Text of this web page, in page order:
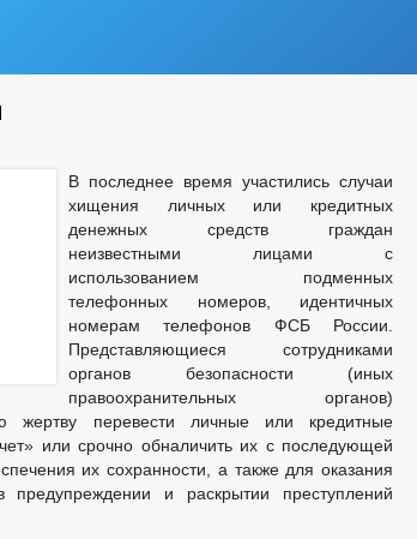
В последнее время участились случаи
хищения личных или кредитных
денежных средств граждан
неизвестными лицами с
использованием подменных
телефонных номеров, идентичных
номерам телефонов ФСБ России.
Представляющиеся сотрудниками
органов безопасности (иных
правоохранительных органов)
жертву перевести личные или кредитные
или срочно обналичить их с последующей
их сохранности, а также для оказания
и раскрытии преступлений